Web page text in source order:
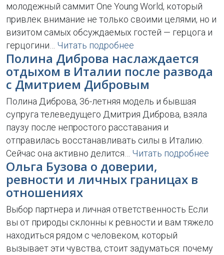
молодежный саммит One Young World, который
привлек внимание не только своими целями, но и
визитом самых обсуждаемых гостей — герцога и
герцогини… Читать подробнее
Полина Диброва наслаждается
отдыхом в Италии после развода
с Дмитрием Дибровым
Полина Диброва, 36-летняя модель и бывшая
супруга телеведущего Дмитрия Диброва, взяла
паузу после непростого расставания и
отправилась восстанавливать силы в Италию.
Сейчас она активно делится… Читать подробнее
Ольга Бузова о доверии,
ревности и личных границах в
отношениях
Выбор партнера и личная ответственность Если
вы от природы склонны к ревности и вам тяжело
находиться рядом с человеком, который
вызывает эти чувства, стоит задуматься: почему